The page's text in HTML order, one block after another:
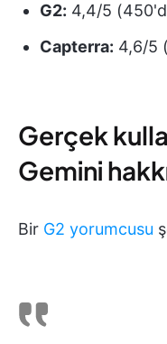
G2: 4,4/5
Capterra: 4,6/5
Gerçek
Gemini
Bir G2 yorumcusu